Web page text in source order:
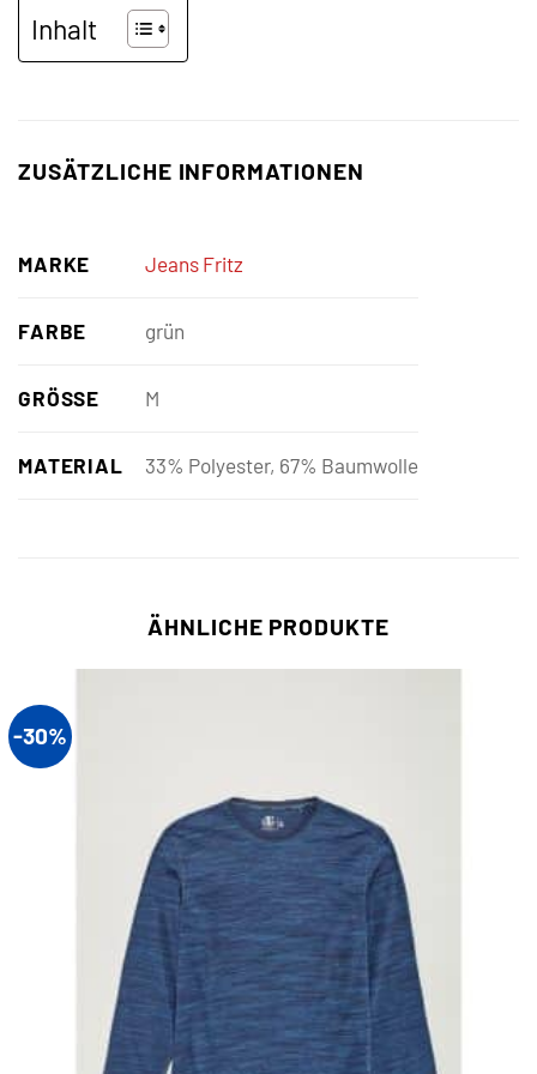
Inhalt
ZUSÄTZLICHE INFORMATIONEN
MARKE Jeans Fritz
FARBE grün
GRÖSSE M
MATERIAL 33% Polyester, 67% Baumwolle
ÄHNLICHE PRODUKTE
-30%